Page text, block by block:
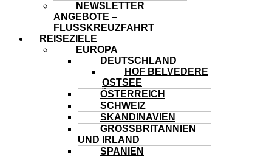
NEWSLETTER
ANGEBOTE –
FLUSSKREUZFAHRT
REISEZIELE
EUROPA
DEUTSCHLAND
HOF BELVEDERE
OSTSEE
ÖSTERREICH
SCHWEIZ
SKANDINAVIEN
GROSSBRITANNIEN U
ND IRLAND
SPANIEN